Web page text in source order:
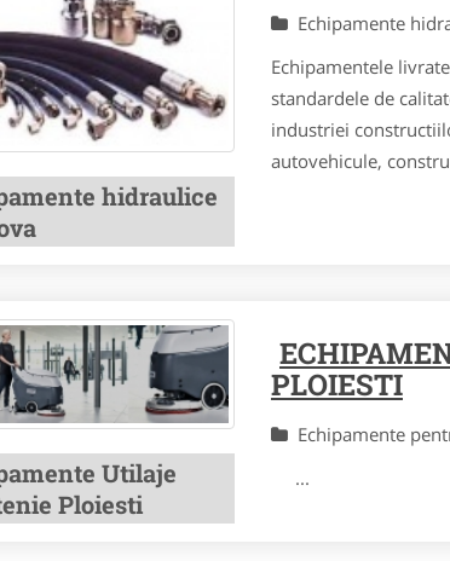
hidraulice
Echipamente
Echipamentele
standardele de
industriei
autovehicule,
Utilaje
Ploiesti
PLOIESTI
Echipamente
...